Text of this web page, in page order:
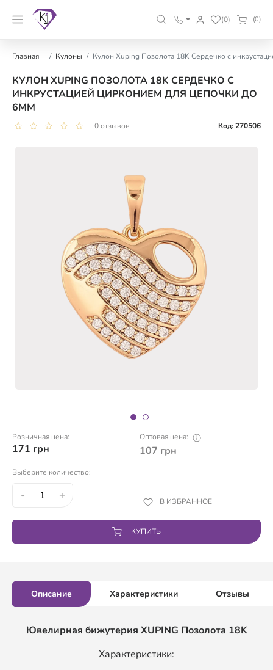
(0) (0)
Главная Кулоны Кулон Xuping Позолота 18K Сердечко с
КУЛОН XUPING ПОЗОЛОТА 18K СЕРДЕЧКО С
ИНКРУСТАЦИЕЙ ЦИРКОНИЕМ ДЛЯ ЦЕПОЧКИ ДО
6ММ
0 отзывов Код: 270506
Розничная цена:
171 грн
Оптовая цена:
107 грн
Выберите количество:
- + В ИЗБРАННОЕ
КУПИТЬ
Описание Характеристики Отзывы
Ювелирная бижутерия XUPING Позолота 18K
Характеристики: